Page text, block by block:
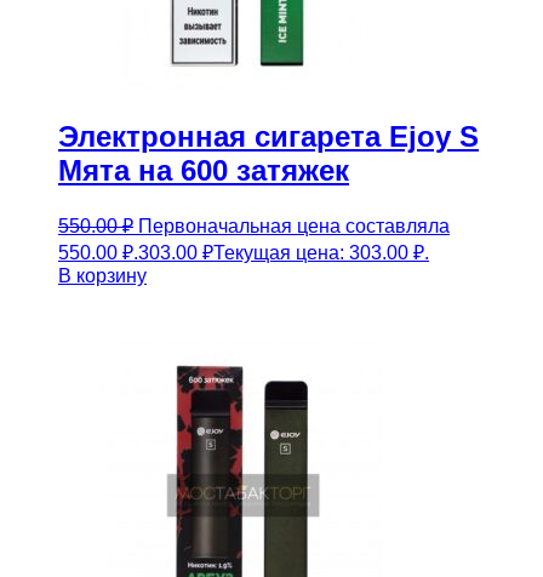
Электронная сигарета Ejoy S
Мята на 600 затяжек
550.00₽ Первоначальная цена составляла
550.00 ₽.303.00 ₽Текущая цена: 303.00 ₽.
В корзину